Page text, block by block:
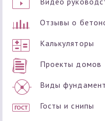
Отзывы о
Калькуляторы
Проекты домов
Виды
Госты и снипы